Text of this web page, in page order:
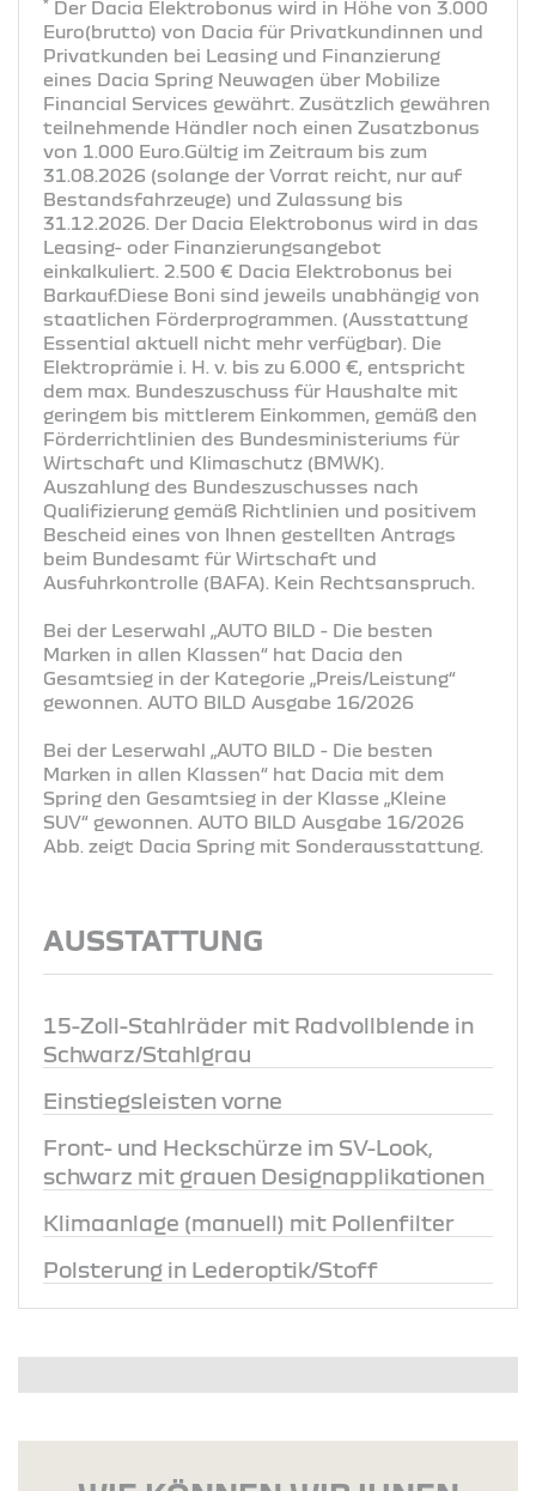
Der Dacia Elektrobonus wird in Höhe von 3.000
Euro(brutto) von Dacia für Privatkundinnen und
Privatkunden bei Leasing und Finanzierung
eines Dacia Spring Neuwagen über Mobilize
Financial Services gewährt. Zusätzlich gewähren
teilnehmende Händler noch einen Zusatzbonus
von 1.000 Euro.Gültig im Zeitraum bis zum
31.08.2026 (solange der Vorrat reicht, nur auf
Bestandsfahrzeuge) und Zulassung bis
31.12.2026. Der Dacia Elektrobonus wird in das
Leasing- oder Finanzierungsangebot
einkalkuliert. 2.500 € Dacia Elektrobonus bei
Barkauf.Diese Boni sind jeweils unabhängig von
staatlichen Förderprogrammen. (Ausstattung
Essential aktuell nicht mehr verfügbar). Die
Elektroprämie i. H. v. bis zu 6.000 €, entspricht
dem max. Bundeszuschuss für Haushalte mit
geringem bis mittlerem Einkommen, gemäß den
Förderrichtlinien des Bundesministeriums für
Wirtschaft und Klimaschutz (BMWK).
Auszahlung des Bundeszuschusses nach
Qualifizierung gemäß Richtlinien und positivem
Bescheid eines von Ihnen gestellten Antrags
beim Bundesamt für Wirtschaft und
Ausfuhrkontrolle (BAFA). Kein Rechtsanspruch.
Bei der Leserwahl „AUTO BILD - Die besten
Marken in allen Klassen“ hat Dacia den
Gesamtsieg in der Kategorie „Preis/Leistung“
gewonnen. AUTO BILD Ausgabe 16/2026
Bei der Leserwahl „AUTO BILD - Die besten
Marken in allen Klassen“ hat Dacia mit dem
Spring den Gesamtsieg in der Klasse „Kleine
SUV“ gewonnen. AUTO BILD Ausgabe 16/2026
Abb. zeigt Dacia Spring mit Sonderausstattung.
AUSSTATTUNG
15-Zoll-Stahlräder mit Radvollblende in
Schwarz/Stahlgrau
Einstiegsleisten vorne
Front- und Heckschürze im SV-Look,
schwarz mit grauen Designapplikationen
Klimaanlage (manuell) mit Pollenfilter
Polsterung in Lederoptik/Stoff